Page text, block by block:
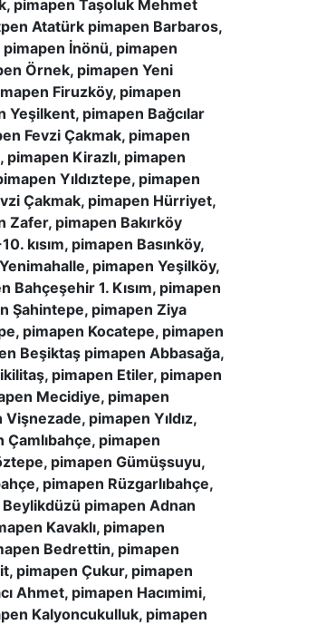
pimapen Taşoluk Mehmet
Atatürk pimapen Barbaros,
İnönü, pimapen
Örnek, pimapen Yeni
Firuzköy, pimapen
pimapen Bağcılar
Fevzi Çakmak, pimapen
Kirazlı, pimapen
Yıldıztepe, pimapen
Çakmak, pimapen Hürriyet,
Zafer, pimapen Bakırköy
kısım, pimapen Basınköy,
pimapen Yeşilköy,
1. Kısım, pimapen
Şahintepe, pimapen Ziya
pimapen Kocatepe, pimapen
Beşiktaş pimapen Abbasağa,
pimapen Etiler, pimapen
Mecidiye, pimapen
pimapen Yıldız,
pimapen
pimapen Gümüşsuyu,
pimapen Rüzgarlıbahçe,
pimapen Adnan
Kavaklı, pimapen
Bedrettin, pimapen
pimapen Çukur, pimapen
Ahmet, pimapen Hacımimi,
Kalyoncukulluk, pimapen